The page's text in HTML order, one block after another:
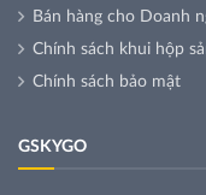
Bán hàng cho Doanh
Chính sách khui hộp
Chính sách bảo mật
GSKYGO